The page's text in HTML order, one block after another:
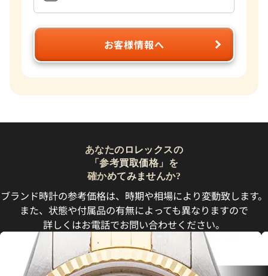
お客様情報へ
あなたのロレックスの
「参考買取価格」を
確かめてみませんか?
ブランド時計の参考価格は、時期や相場により変動致します。
また、状態や付属品の有無によっても異なりますので
詳しくはお電話でお問い合わせください。